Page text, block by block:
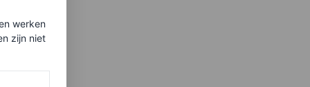
werken
zijn niet